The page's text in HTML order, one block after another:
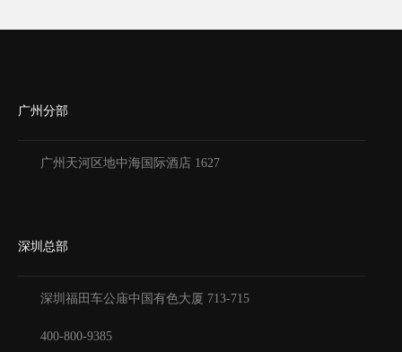
广州分部
广州天河区地中海国际酒店 1627
深圳总部
深圳福田车公庙中国有色大厦 713-715
400-800-9385